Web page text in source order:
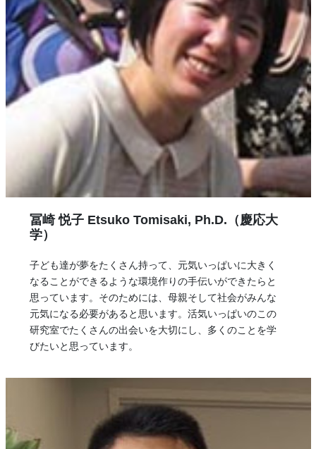
冨崎 悦子 Etsuko Tomisaki, Ph.D.（慶応大
学）
子ども達が夢をたくさん持って、元気いっぱいに大きく
なることができるような環境作りの手伝いができたらと
思っています。そのためには、母親そして社会がみんな
元気になる必要があると思います。活気いっぱいのこの
研究室でたくさんの出会いを大切にし、多くのことを学
びたいと思っています。